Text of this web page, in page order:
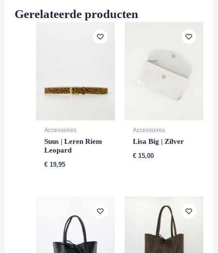
Gerelateerde producten
Accessoires
Suus | Leren Riem
Leopard
€ 19,95
Accessoires
Lisa Big | Zilver
€ 15,00